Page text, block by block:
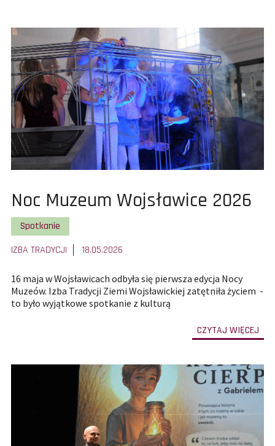
szukaj
zawęzi
wyniki
filtrowania.
Pokaż
całą
treść
artykułu:
Noc Muzeum Wojsławice 2026
Pokaż wszystkie artykuły z kategorii
Spotkanie
IZBA TRADYCJI
18.05.2026
16 maja w Wojsławicach odbyła się pierwsza edycja Nocy
Muzeów. Izba Tradycji Ziemi Wojsławickiej zatętniła życiem -
to było wyjątkowe spotkanie z kulturą
CZYTAJ WIĘCEJ
do
Noc